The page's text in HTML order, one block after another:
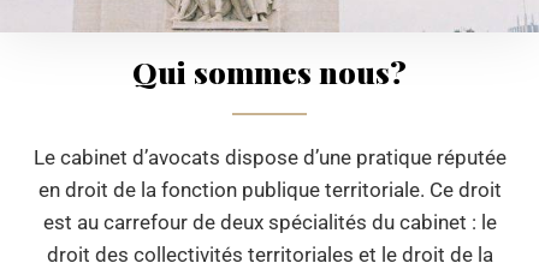
Qui sommes nous?
Le cabinet d’avocats dispose d’une pratique réputée
en droit de la fonction publique territoriale. Ce droit
est au carrefour de deux spécialités du cabinet : le
droit des collectivités territoriales et le droit de la